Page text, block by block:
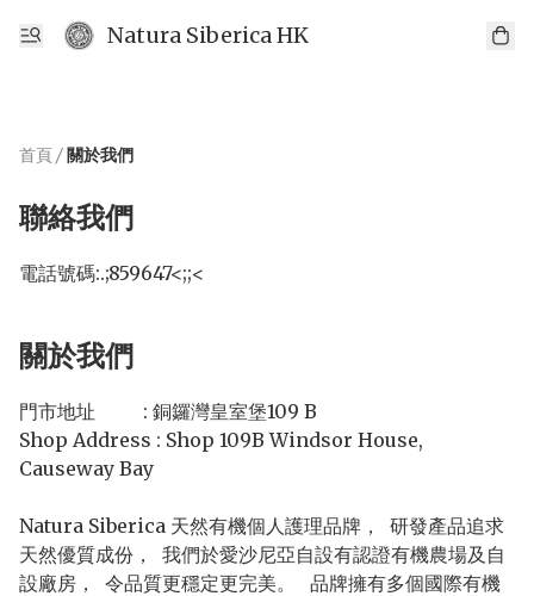
Natura Siberica HK
首頁/關於我們
聯絡我們
電話號碼:.;859647<;;<
關於我們
門市地址          : 銅鑼灣皇室堡109 B
Shop Address : Shop 109B Windsor House,
Causeway Bay
Natura Siberica 天然有機個人護理品牌，  研發產品追求
天然優質成份，  我們於愛沙尼亞自設有認證有機農場及自
設廠房，  令品質更穩定更完美。   品牌擁有多個國際有機